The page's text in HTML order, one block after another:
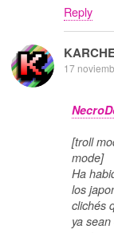
Reply
17
[troll
mode]
Ha
los
clichés
ya